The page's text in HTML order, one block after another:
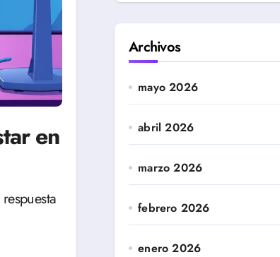
en
Archivos
mayo 2026
abril 2026
marzo 2026
febrero 2026
enero 2026